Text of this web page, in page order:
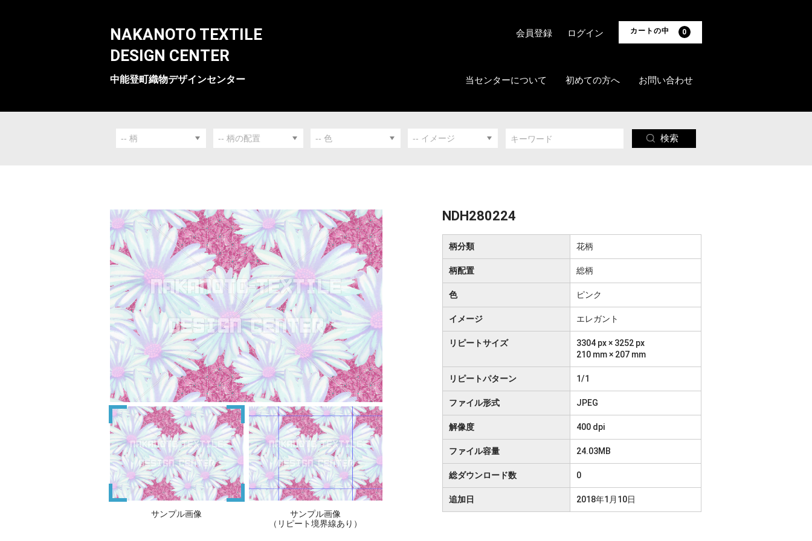
NAKANOTO TEXTILE
DESIGN CENTER
中能登町織物デザインセンター 当センターについて 初めての方へ お問い合わせ
カートの中 0
会員登録 ログイン
検索
サンプル画像
サンプル画像
（リピート境界線あり）
NDH280224
柄分類 花柄
柄配置 総柄
色 ピンク
イメージ エレガント
リピートサイズ
3304 px × 3252 px
210 mm × 207 mm
リピートパターン 1/1
ファイル形式 JPEG
解像度 400 dpi
ファイル容量 24.03MB
総ダウンロード数 0
追加日 2018年1月10日